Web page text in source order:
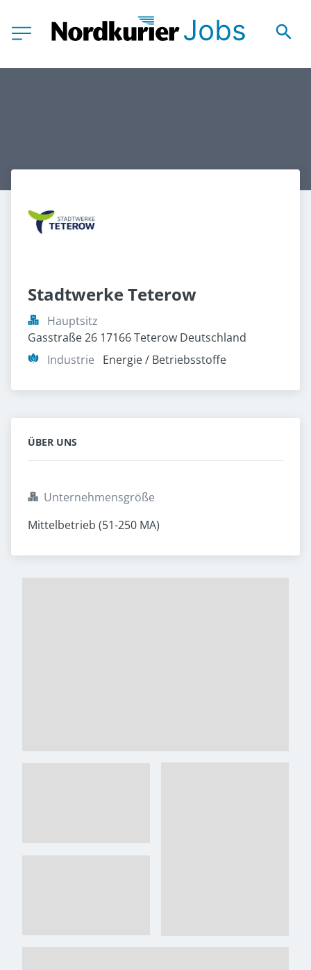
Stadtwerke Teterow
Hauptsitz
Gasstraße 26 17166 Teterow Deutschland
Industrie
Energie / Betriebsstoffe
ÜBER UNS
Unternehmensgröße
Mittelbetrieb (51-250 MA)